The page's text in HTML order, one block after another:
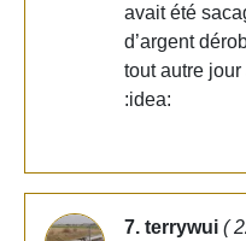
avait été
d’argent
tout autre jour
:idea:
7. terrywui (